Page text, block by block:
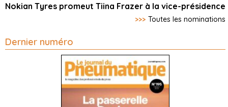
Nokian Tyres promeut Tiina Frazer à la vice-présidence
>>> Toutes les nominations
Dernier numéro